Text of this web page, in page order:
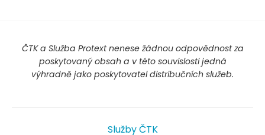
ČTK a Služba Protext nenese žádnou odpovědnost za
poskytovaný obsah a v této souvislosti jedná
výhradně jako poskytovatel distribučních služeb.
Služby ČTK